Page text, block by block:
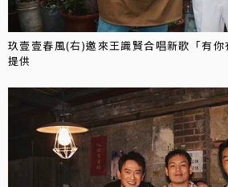
玖壹壹春風(右)邀來王識賢合唱新歌「有
提供